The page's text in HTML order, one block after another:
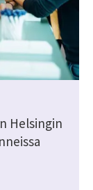
Helsingin